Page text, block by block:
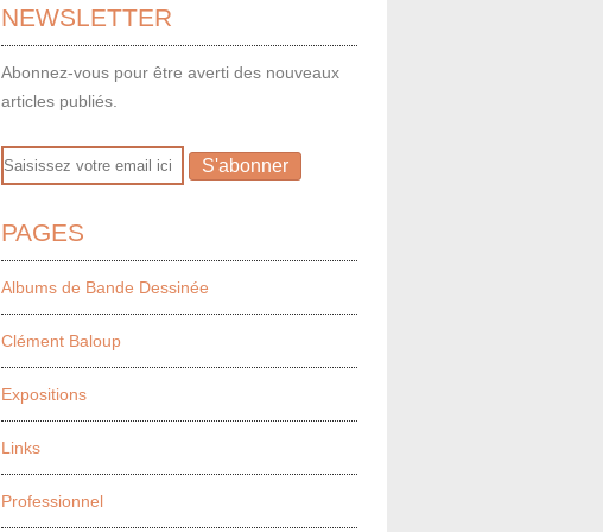
NEWSLETTER
Abonnez-vous pour être averti des nouveaux
articles publiés.
Email
PAGES
Albums de Bande Dessinée
Clément Baloup
Expositions
Links
Professionnel